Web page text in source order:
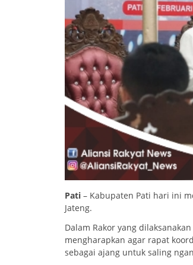
Pati – Kabupaten Pati hari ini
Jateng.
Dalam Rakor yang
mengharapkan agar rapat
sebagai ajang untuk saling